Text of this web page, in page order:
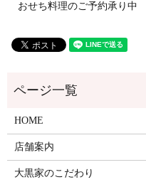
おせち料理のご予約承り中
HOME
店舗案内
大黒家のこだわり